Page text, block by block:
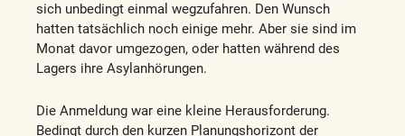
sich unbedingt einmal wegzufahren. Den Wunsch
hatten tatsächlich noch einige mehr. Aber sie sind im
Monat davor umgezogen, oder hatten während des
Lagers ihre Asylanhörungen.
Die Anmeldung war eine kleine Herausforderung.
Bedingt durch den kurzen Planungshorizont der